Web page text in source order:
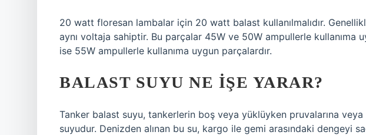
20 watt floresan lambalar için 20 watt balast kullanılmalıdır.
aynı voltaja sahiptir. Bu parçalar 45W ve 50W ampullerle kullanıma
ise 55W ampullerle kullanıma uygun parçalardır.
BALAST SUYU NE IŞE YARAR?
Tanker balast suyu, tankerlerin boş veya yüklüyken pruvalarına veya
suyudur. Denizden alınan bu su, kargo ile gemi arasındaki dengeyi